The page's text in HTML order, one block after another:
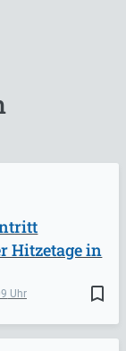
bookmark_border
Hitzetage in